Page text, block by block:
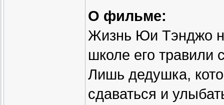
О фильме:
Жизнь Юи Тэнджо
школе его травили
Лишь дедушка,
сдаваться и